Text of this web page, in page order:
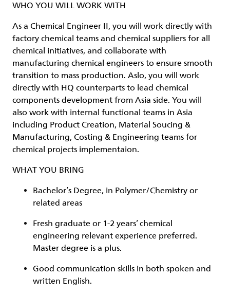
WHO YOU WILL WORK WITH
As a Chemical Engineer II, you will work directly with
factory chemical teams and chemical suppliers for all
chemical initiatives, and collaborate with
manufacturing chemical engineers to ensure smooth
transition to mass production. Aslo, you will work
directly with HQ counterparts to lead chemical
components development from Asia side. You will
also work with internal functional teams in Asia
including Product Creation, Material Soucing &
Manufacturing, Costing & Engineering teams for
chemical projects implementaion.
WHAT YOU BRING
Bachelor’s Degree, in Polymer/Chemistry or
related areas
Fresh graduate or 1-2 years’ chemical
engineering relevant experience preferred.
Master degree is a plus.
Good communication skills in both spoken and
written English.